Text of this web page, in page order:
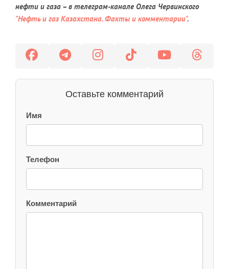
нефти и газа – в телеграм-канале Олега Червинского
"Нефть и газ Казахстана.Факты и комментарии".
Оставьте комментарий
Имя
Телефон
Комментарий